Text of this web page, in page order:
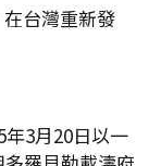
台灣重新發
3月20日以一